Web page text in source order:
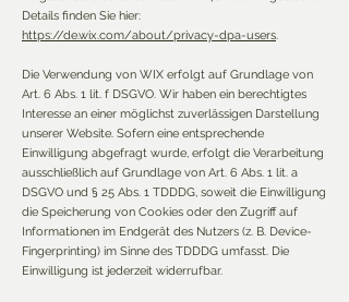
Details finden Sie hier:
https://de.wix.com/about/privacy-dpa-users.
Die Verwendung von WIX erfolgt auf Grundlage von
Art. 6 Abs. 1 lit. f DSGVO. Wir haben ein berechtigtes
Interesse an einer möglichst zuverlässigen Darstellung
unserer Website. Sofern eine entsprechende
Einwilligung abgefragt wurde, erfolgt die Verarbeitung
ausschließlich auf Grundlage von Art. 6 Abs. 1 lit. a
DSGVO und § 25 Abs. 1 TDDDG, soweit die Einwilligung
die Speicherung von Cookies oder den Zugriff auf
Informationen im Endgerät des Nutzers (z. B. Device-
Fingerprinting) im Sinne des TDDDG umfasst. Die
Einwilligung ist jederzeit widerrufbar.